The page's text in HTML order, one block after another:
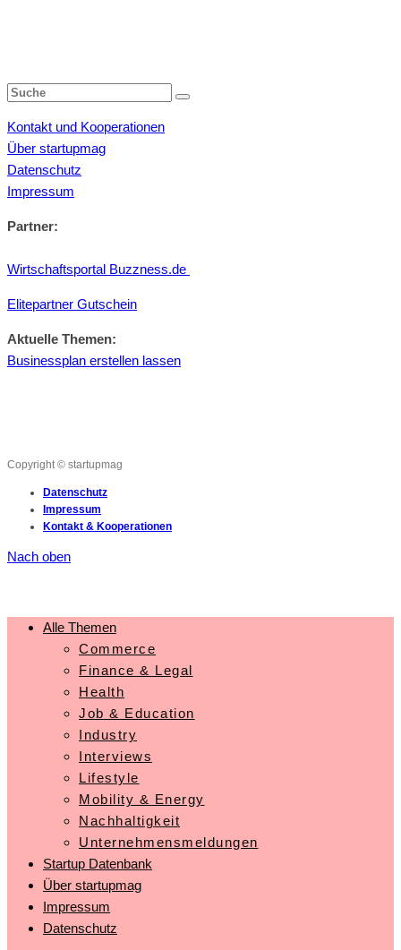
Kontakt und Kooperationen
Über startupmag
Datenschutz
Impressum
Partner:
Wirtschaftsportal Buzzness.de
Elitepartner Gutschein
Aktuelle Themen:
Businessplan erstellen lassen
Copyright © startupmag
Datenschutz
Impressum
Kontakt & Kooperationen
Nach oben
Alle Themen
Commerce
Finance & Legal
Health
Job & Education
Industry
Interviews
Lifestyle
Mobility & Energy
Nachhaltigkeit
Unternehmensmeldungen
Startup Datenbank
Über startupmag
Impressum
Datenschutz